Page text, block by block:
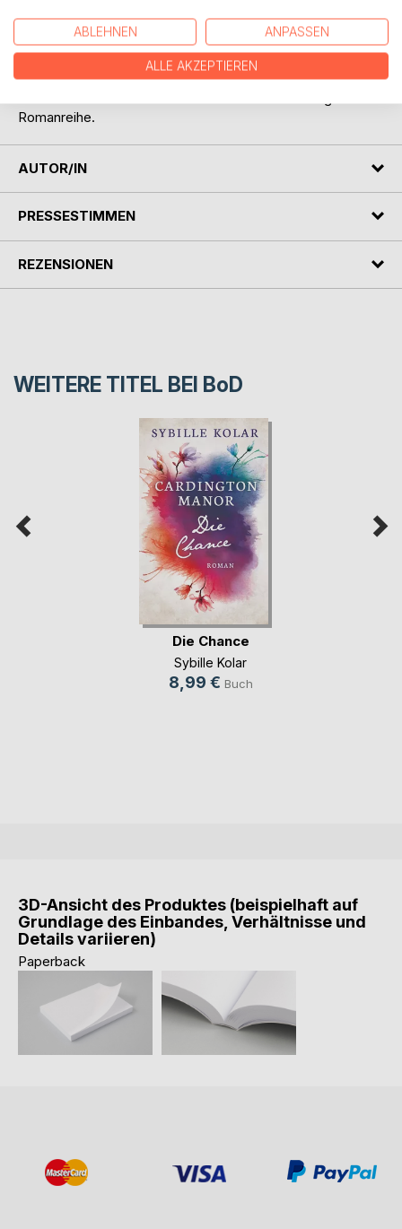
CARDINGTON MANOR erzählt in sechs Bänden über Liebe
und Leidenschaft,
Freundschaft und Verrat rund um einen englischen
Landsitz.
Romanreihe.
AUTOR/IN
PRESSESTIMMEN
REZENSIONEN
WEITERE TITEL BEI BoD
Die Chance
Sybille Kolar
8,99 € Buch
3D-Ansicht des Produktes (beispielhaft auf
Grundlage des Einbandes, Verhältnisse und
Details variieren)
Paperback
ABLEHNEN ANPASSEN
ALLE AKZEPTIEREN